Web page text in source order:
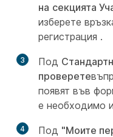
на секцията
изберете
регистрация .
3 Под
проверете
появят във
е необходимо
4 Под "Моите